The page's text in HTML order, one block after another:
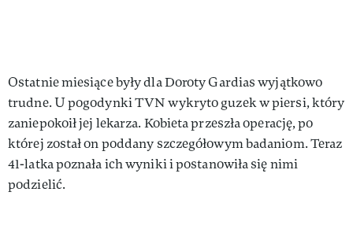
Ostatnie miesiące były dla Doroty Gardias wyjątkowo
trudne. U pogodynki TVN wykryto guzek w piersi, który
zaniepokoił jej lekarza. Kobieta przeszła operację, po
której został on poddany szczegółowym badaniom. Teraz
41-latka poznała ich wyniki i postanowiła się nimi
podzielić.